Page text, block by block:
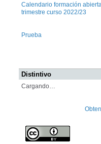
Calendario formación
trimestre curso 2022/23
Prueba
Distintivo
Cargando…